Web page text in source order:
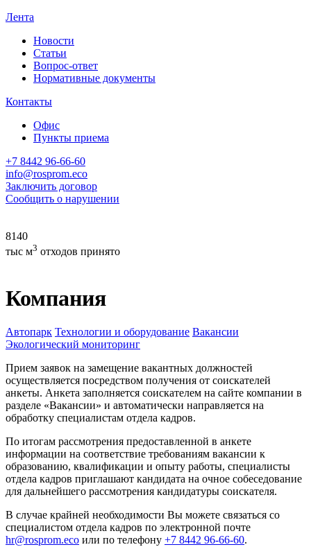
Лента
Новости
Статьи
Вопрос-ответ
Нормативные документы
Контакты
Офис
Пункты приема
+7 8442 96-66-60
info@rosprom.eco
Заключить договор
Сообщить о нарушении
8140
тыс м3 отходов принято
Компания
Автопарк Технологии и оборудование Вакансии
Экологический мониторинг
Прием заявок на замещение вакантных должностей
осуществляется посредством получения от соискателей
анкеты. Анкета заполняется соискателем на сайте компании в
разделе «Вакансии» и автоматически направляется на
обработку специалистам отдела кадров.
По итогам рассмотрения предоставленной в анкете
информации на соответствие требованиям вакансии к
образованию, квалификации и опыту работы, специалисты
отдела кадров приглашают кандидата на очное собеседование
для дальнейшего рассмотрения кандидатуры соискателя.
В случае крайней необходимости Вы можете связаться со
специалистом отдела кадров по электронной почте
hr@rosprom.eco или по телефону +7 8442 96-66-60.